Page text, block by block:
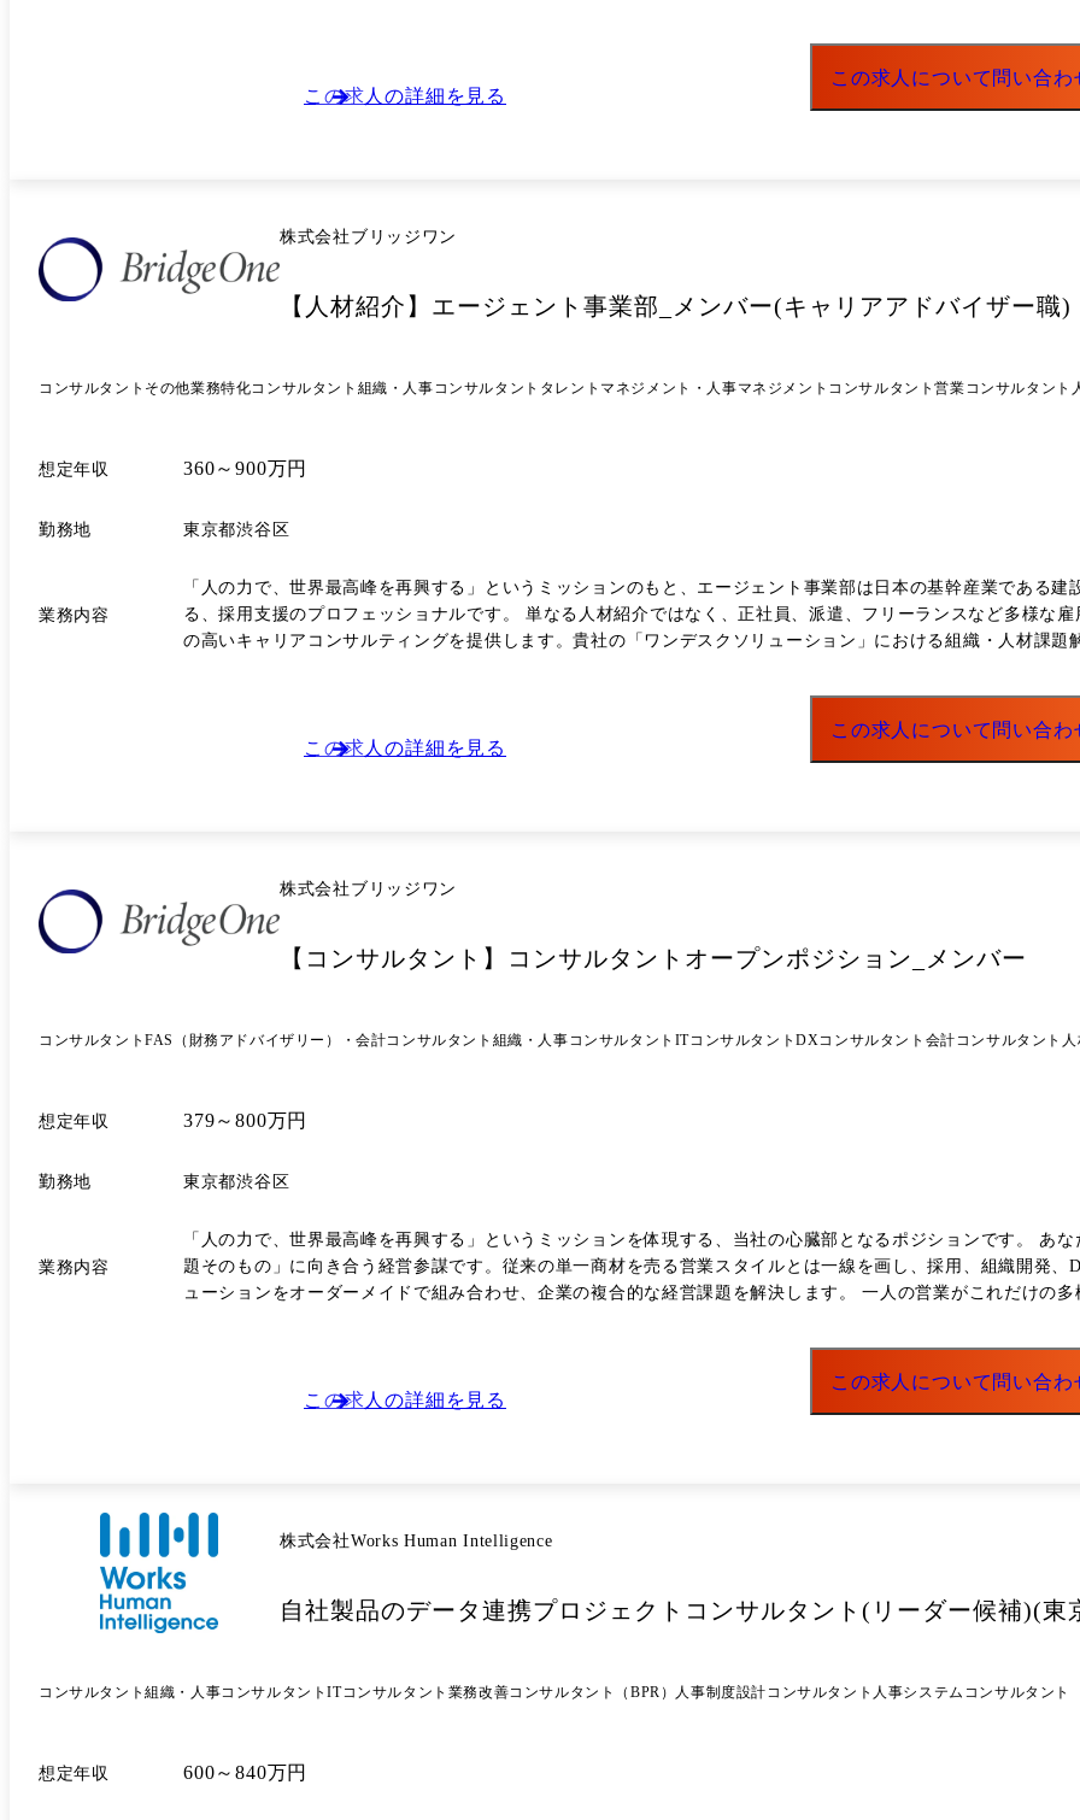
責任者 ・支社立ち上げ責任者 など 単なる1営業マンではなく、事業を推進できる経営人材として成長してい
この求人の詳細を見る
この求人について問い合わ
株式会社ブリッジワン
【人材紹介】エージェント事業部_メンバー(キャリアアドバイザー職)
コンサルタント その他業務特化コンサルタント 組織・人事コンサルタント タレントマネジメント・人事マネジメントコンサルタント営業コンサルタント
想定年収 360～900万円
勤務地 東京都渋谷区
業務内容
「人の力で、世界最高峰を再興する」というミッションのもと、エージェント事業部は日本の基幹産業である
る、採用支援のプロフェッショナルです。 単なる人材紹介ではなく、正社員、派遣、フリーランスなど多様な雇用形態を扱い、企業と求職者双方のニーズに合わせた付加価値
の高いキャリアコンサルティングを提供します。貴社の「ワンデスクソリューション」における組織・人材課題解
介し、採用課題を解決します。 キャリアアドバイザーとして、企業と求職者双方の利益を最大化するマッチングを主導します。 3.専門的なソーシング 求職者のスカウト・ヘッ
この求人の詳細を見る
この求人について問い合わ
株式会社ブリッジワン
【コンサルタント】コンサルタントオープンポジション_メンバー
コンサルタントFAS（財務アドバイザリー）・会計コンサルタント 組織・人事コンサルタント ITコンサルタントDXコンサルタント 会計コンサルタント
想定年収 379～800万円
勤務地 東京都渋谷区
業務内容
「人の力で、世界最高峰を再興する」というミッションを体現する、当社の心臓部となるポジションです。 あ
題そのもの」に向き合う経営参謀です。従来の単一商材を売る営業スタイルとは一線を画し、採用、組織開発
ューションをオーダーメイドで組み合わせ、企業の複合的な経営課題を解決します。 一人の営業がこれだけの
し、新規開拓から既存顧客の深耕営業まで幅広く担当いただきます。目の前の企業が抱える複合的な課題を見
この求人の詳細を見る
この求人について問い合わ
株式会社Works Human Intelligence
自社製品のデータ連携プロジェクトコンサルタント(リーダー候補)(東
コンサルタント組織・人事コンサルタントITコンサルタント 業務改善コンサルタント（BPR） 人事制度設計コンサルタント 人事システムコンサルタント
想定年収 600～840万円